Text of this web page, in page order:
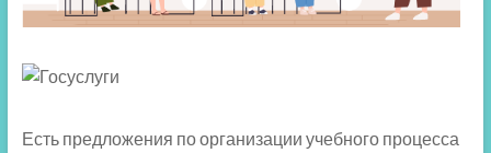
Есть предложения по организации учебного процесса